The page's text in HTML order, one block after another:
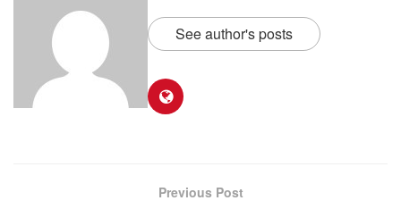
See author's posts
Previous Post